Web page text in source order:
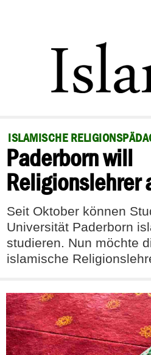
POLITIK
GESELLSCHAFT
RECHT
FEUILLETON
DEBATTE
ISLAMISCHE
Paderborn will
Religionslehrer
Seit Oktober können
Universität Paderborn
studieren. Nun möchte
islamische